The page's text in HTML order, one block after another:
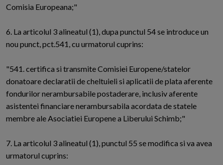
Comisia Europeana;"
6. La articolul 3 alineatul (1), dupa punctul 54 se introduce un
nou punct, pct.541, cu urmatorul cuprins:
"541. certifica si transmite Comisiei Europene/statelor
donatoare declaratii de cheltuieli si aplicatii de plata aferente
fondurilor nerambursabile postaderare, inclusiv aferente
asistentei financiare nerambursabila acordata de statele
membre ale Asociatiei Europene a Liberului Schimb;"
7. La articolul 3 alineatul (1), punctul 55 se modifica si va avea
urmatorul cuprins: